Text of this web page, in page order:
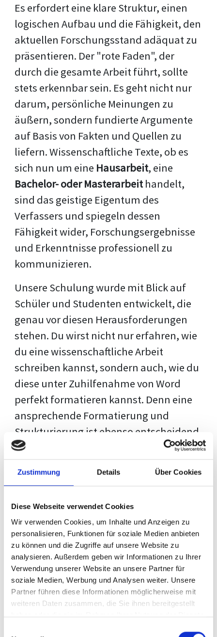
Zustimmung Details Über Cookies
Diese Webseite verwendet Cookies
Wir verwenden Cookies, um Inhalte und Anzeigen zu
personalisieren, Funktionen für soziale Medien anbieten
zu können und die Zugriffe auf unsere Website zu
analysieren. Außerdem geben wir Informationen zu Ihrer
Verwendung unserer Website an unsere Partner für
soziale Medien, Werbung und Analysen weiter. Unsere
Partner führen diese Informationen möglicherweise mit
weiteren Daten zusammen, die Sie ihnen bereitgestellt
haben oder die sie im Rahmen Ihrer Nutzung der Dienste
Es erfordert eine klare Struktur, einen
logischen Aufbau und die Fähigkeit, den
aktuellen Forschungsstand adäquat zu
präsentieren. Der "rote Faden", der
durch die gesamte Arbeit führt, sollte
stets erkennbar sein. Es geht nicht nur
darum, persönliche Meinungen zu
äußern, sondern fundierte Argumente
auf Basis von Fakten und Quellen zu
liefern. Wissenschaftliche Texte, ob es
sich nun um eine Hausarbeit, eine
Bachelor- oder Masterarbeithandelt,
sind das geistige Eigentum des
Verfassers und spiegeln dessen
Fähigkeit wider, Forschungsergebnisse
und Erkenntnisse professionell zu
kommunizieren.
Unsere Schulung wurde mit Blick auf
Schüler und Studenten entwickelt, die
genau vor diesen Herausforderungen
stehen. Du wirst nicht nur erfahren, wie
du eine wissenschaftliche Arbeit
schreiben kannst, sondern auch, wie du
diese unter Zuhilfenahme von Word
perfekt formatieren kannst. Denn eine
ansprechende Formatierung und
Strukturierung ist ebenso entscheidend
wie der Inhalt selbst. Jeder Prüfer hat
eigene Erwartungen, und unsere
Schulung ist so konzipiert, dass sie dir
deiner individuellen Vorlage zeigt,
anstatt eine Einheitslösung zu bieten.
Der Prozess des wissenschaftlichen
Schreibens kann ohne das richtige
Wissen eine große Herausforderung
darstellen. Jedoch, ausgestattet mit
denTechniken und Strategiendieses
Kurses, wird die Formatierung deiner